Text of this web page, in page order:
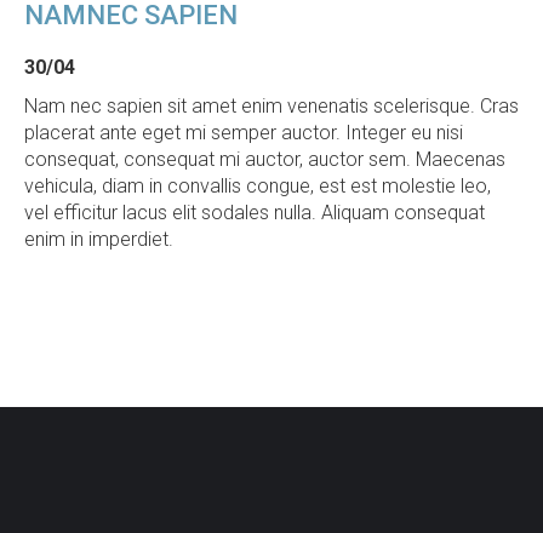
NAMNEC SAPIEN
30/04
Nam nec sapien sit amet enim venenatis scelerisque. Cras
placerat ante eget mi semper auctor. Integer eu nisi
consequat, consequat mi auctor, auctor sem. Maecenas
vehicula, diam in convallis congue, est est molestie leo,
vel efficitur lacus elit sodales nulla. Aliquam consequat
enim in imperdiet.